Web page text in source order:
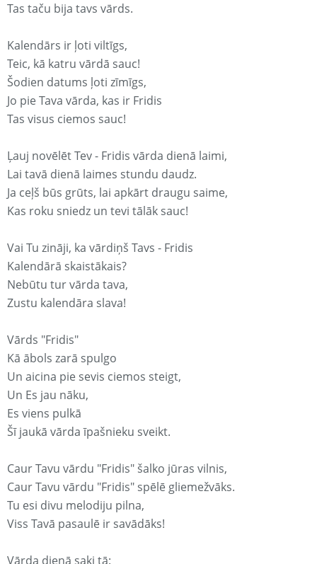
Tas taču bija tavs vārds.
Kalendārs ir ļoti viltīgs,
Teic, kā katru vārdā sauc!
Šodien datums ļoti zīmīgs,
Jo pie Tava vārda, kas ir Fridis
Tas visus ciemos sauc!
Ļauj novēlēt Tev - Fridis vārda dienā laimi,
Lai tavā dienā laimes stundu daudz.
Ja ceļš būs grūts, lai apkārt draugu saime,
Kas roku sniedz un tevi tālāk sauc!
Vai Tu zināji, ka vārdiņš Tavs - Fridis
Kalendārā skaistākais?
Nebūtu tur vārda tava,
Zustu kalendāra slava!
Vārds "Fridis"
Kā ābols zarā spulgo
Un aicina pie sevis ciemos steigt,
Un Es jau nāku,
Es viens pulkā
Šī jaukā vārda īpašnieku sveikt.
Caur Tavu vārdu "Fridis" šalko jūras vilnis,
Caur Tavu vārdu "Fridis" spēlē gliemežvāks.
Tu esi divu melodiju pilna,
Viss Tavā pasaulē ir savādāks!
Vārda dienā saki tā: